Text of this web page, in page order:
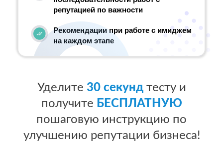
репутацией по важности
Рекомендации при работе с имиджем
на каждом этапе
Уделите 30 секундтесту и
получите БЕСПЛАТНУЮ
пошаговую инструкцию по
улучшению репутации бизнеса!